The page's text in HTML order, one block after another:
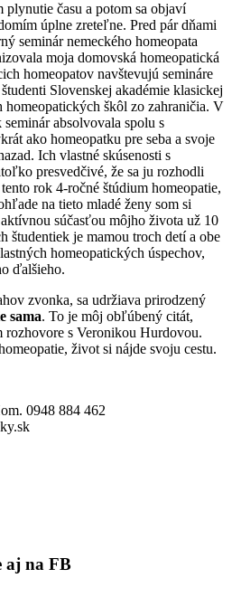
času a potom sa objaví
úplne zreteľne. Pred pár dňami
seminár nemeckého homeopata
moja domovská homeopatická
homeopatov navštevujú semináre
Slovenskej akadémie klasickej
homeopatických škôl zo zahraničia. V
absolvovala spolu s
ako homeopatku pre seba a svoje
Ich vlastné skúsenosti s
presvedčivé, že sa ju rozhodli
rok 4-ročné štúdium homeopatie,
na tieto mladé ženy som si
súčasťou môjho života už 10
študentiek je mamou troch detí a obe
homeopatických úspechov,
ďalšieho.
zvonka, sa udržiava prirodzený
sama. To je môj obľúbený citát,
s Veronikou Hurdovou.
život si nájde svoju cestu.
0948 884 462
aj na FB